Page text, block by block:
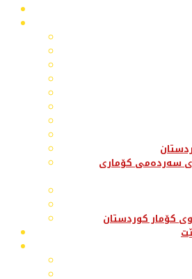
سەردەمی کۆماری
کۆمار کوردستان